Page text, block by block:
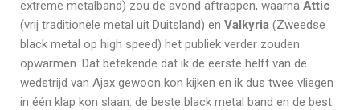
extreme metalband) zou de avond aftrappen, waarna Attic
(vrij traditionele metal uit Duitsland) en Valkyria (Zweedse
black metal op high speed) het publiek verder zouden
opwarmen. Dat betekende dat ik de eerste helft van de
wedstrijd van Ajax gewoon kon kijken en ik dus twee vliegen
in één klap kon slaan: de beste black metal band en de best